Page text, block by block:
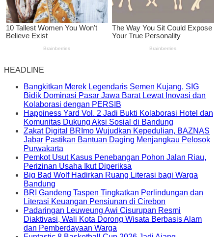
HEADLINE
Bangkitkan Merek Legendaris Semen Kujang, SIG
Bidik Dominasi Pasar Jawa Barat Lewat Inovasi dan
Kolaborasi dengan PERSIB
Happiness Yard Vol. 2 Jadi Bukti Kolaborasi Hotel dan
Komunitas Dukung Aksi Sosial di Bandung
Zakat Digital BRImo Wujudkan Kepedulian, BAZNAS
Jabar Pastikan Bantuan Daging Menjangkau Pelosok
Purwakarta
Pemkot Usut Kasus Penebangan Pohon Jalan Riau,
Perizinan Usaha Ikut Diperiksa
Big Bad Wolf Hadirkan Ruang Literasi bagi Warga
Bandung
BRI Gandeng Taspen Tingkatkan Perlindungan dan
Literasi Keuangan Pensiunan di Cirebon
Padaringan Leuweung Awi Cisurupan Resmi
Diaktivasi, Wali Kota Dorong Wisata Berbasis Alam
dan Pemberdayaan Warga